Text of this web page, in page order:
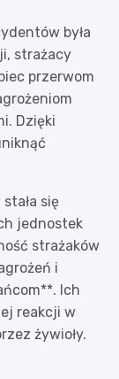
była
strażacy
przerwom
Dzięki
się
jednostek
strażaków
i
Ich
reakcji w
żywioły.